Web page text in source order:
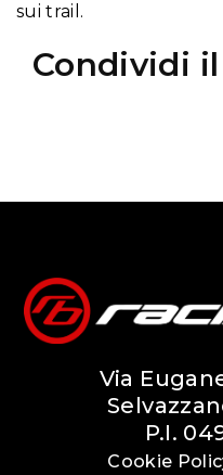
sui trail.
Condividi
Via
P.I.
Cookie